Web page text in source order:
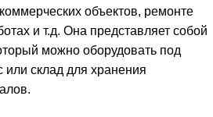
объектов, ремонте
и т.д. Она представляет собой
можно оборудовать под
склад для хранения